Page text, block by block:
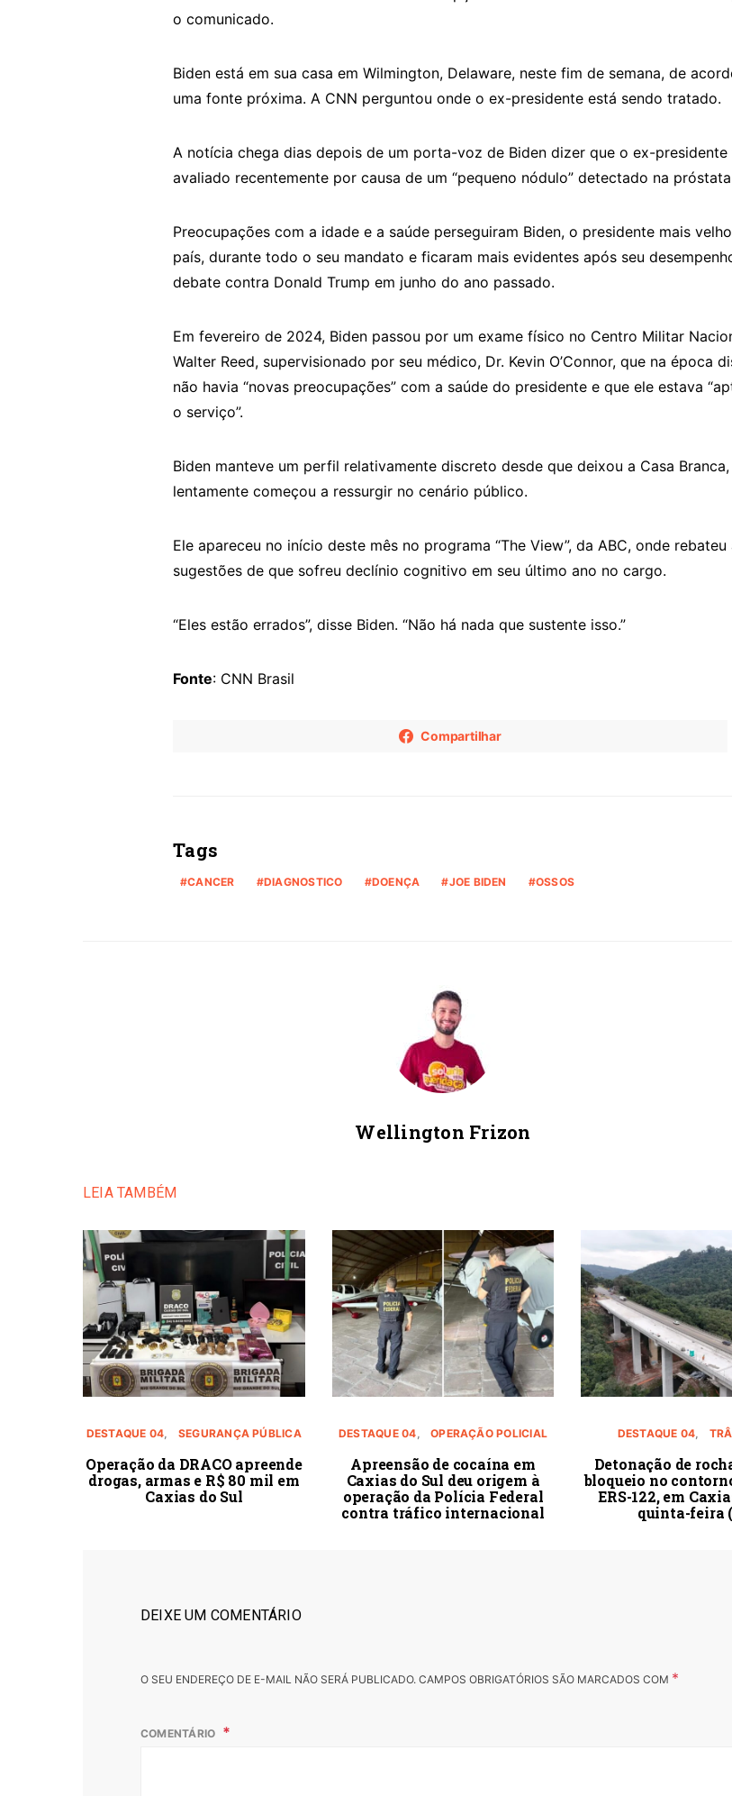
o comunicado.
Biden está em sua casa em Wilmington, Delaware, neste fim de semana, de
uma fonte próxima. A CNN perguntou onde o ex-presidente está sendo tratado.
A notícia chega dias depois de um porta-voz de Biden dizer que o ex-presidente
avaliado recentemente por causa de um “pequeno nódulo” detectado na
Preocupações com a idade e a saúde perseguiram Biden, o presidente mais
país, durante todo o seu mandato e ficaram mais evidentes após seu
debate contra Donald Trump em junho do ano passado.
Em fevereiro de 2024, Biden passou por um exame físico no Centro Militar
Walter Reed, supervisionado por seu médico, Dr. Kevin O’Connor, que na época
não havia “novas preocupações” com a saúde do presidente e que ele estava
o serviço”.
Biden manteve um perfil relativamente discreto desde que deixou a Casa
lentamente começou a ressurgir no cenário público.
Ele apareceu no início deste mês no programa “The View”, da ABC, onde rebateu
sugestões de que sofreu declínio cognitivo em seu último ano no cargo.
“Eles estão errados”, disse Biden. “Não há nada que sustente isso.”
Fonte: CNN Brasil
Compartilhar
Tags
CANCER DIAGNOSTICO DOENÇA JOE BIDEN OSSOS
Wellington Frizon
LEIA TAMBÉM
DESTAQUE 04 SEGURANÇA PÚBLICA
Operação da DRACO apreende
drogas, armas e R$ 80 mil em
Caxias do Sul
DESTAQUE 04 OPERAÇÃO POLICIAL
Apreensão de cocaína em
Caxias do Sul deu origem à
operação da Polícia Federal
contra tráfico internacional
DESTAQUE 04
Detonação de
bloqueio no
ERS-122, em
quinta-feira
DEIXE UM COMENTÁRIO
O SEU ENDEREÇO DE E-MAIL NÃO SERÁ PUBLICADO. CAMPOS OBRIGATÓRIOS SÃO MARCADOS COM *
COMENTÁRIO